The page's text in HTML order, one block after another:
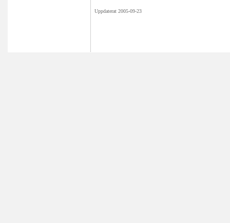
Uppdaterat 2005-09-23